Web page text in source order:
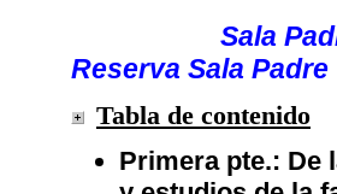
Sala
Reserva Sala
Tabla de contenido
Primera pte.: De